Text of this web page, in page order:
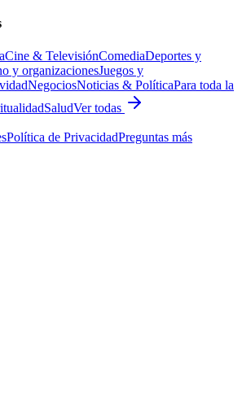
Cine & TelevisiónComediaDeportes y
y organizacionesJuegos y
NegociosNoticias & PolíticaPara toda la
SaludVer todas
Política de PrivacidadPreguntas más